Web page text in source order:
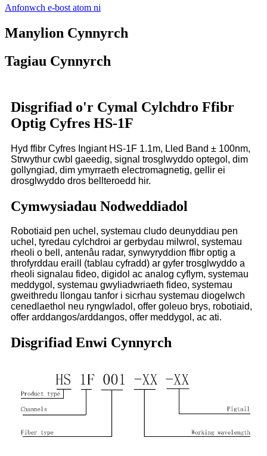
Anfonwch e-bost atom ni
Manylion Cynnyrch
Tagiau Cynnyrch
Disgrifiad o'r Cymal Cylchdro Ffibr
Optig Cyfres HS-1F
Hyd ffibr Cyfres Ingiant HS-1F 1.1m, Lled Band ± 100nm,
Strwythur cwbl gaeedig, signal trosglwyddo optegol, dim
gollyngiad, dim ymyrraeth electromagnetig, gellir ei
drosglwyddo dros bellteroedd hir.
Cymwysiadau Nodweddiadol
Robotiaid pen uchel, systemau cludo deunyddiau pen
uchel, tyredau cylchdroi ar gerbydau milwrol, systemau
rheoli o bell, antenâu radar, synwyryddion ffibr optig a
throfyrddau eraill (tablau cyfradd) ar gyfer trosglwyddo a
rheoli signalau fideo, digidol ac analog cyflym, systemau
meddygol, systemau gwyliadwriaeth fideo, systemau
gweithredu llongau tanfor i sicrhau systemau diogelwch
cenedlaethol neu ryngwladol, offer goleuo brys, robotiaid,
offer arddangos/arddangos, offer meddygol, ac ati.
Disgrifiad Enwi Cynnyrch